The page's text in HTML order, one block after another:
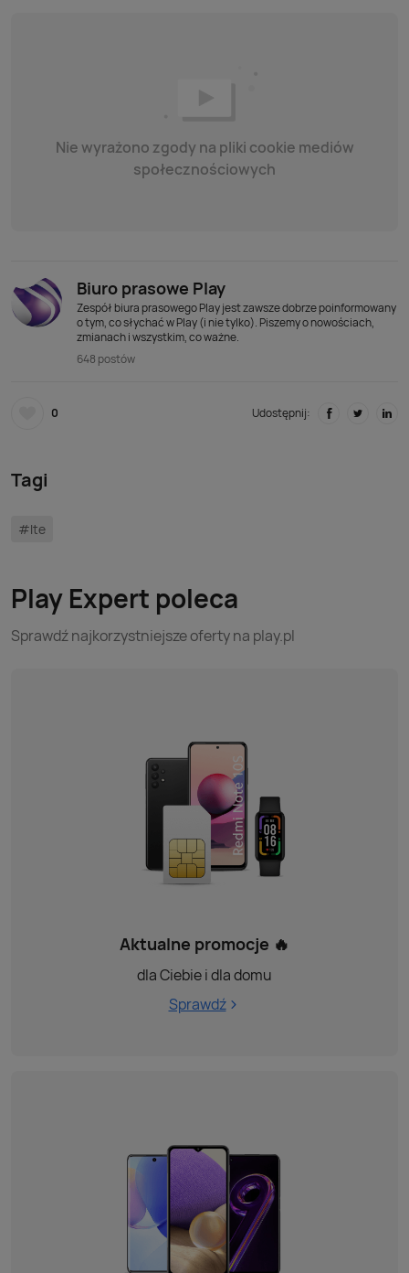
Nie wyrażono zgody na pliki cookie mediów
społecznościowych
Biuro prasowe Play
Zespół biura prasowego Play jest zawsze dobrze poinformowany
o tym, co słychać w Play (i nie tylko). Piszemy o nowościach,
zmianach i wszystkim, co ważne.
648 postów
0 Udostępnij:
Tagi
#lte
Play Expert poleca
Sprawdź najkorzystniejsze oferty na play.pl
Aktualne promocje 🔥
dla Ciebie i dla domu
Sprawdź